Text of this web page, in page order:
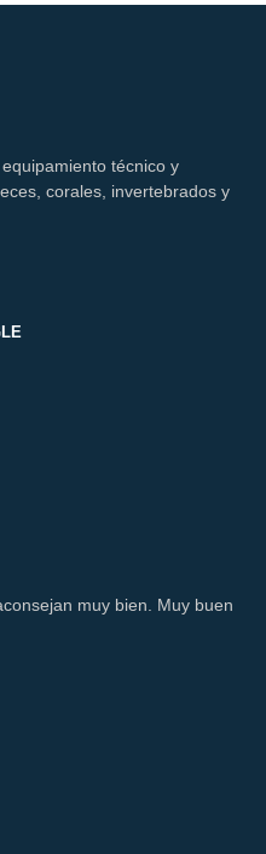
técnico y
corales, invertebrados y
muy bien. Muy buen